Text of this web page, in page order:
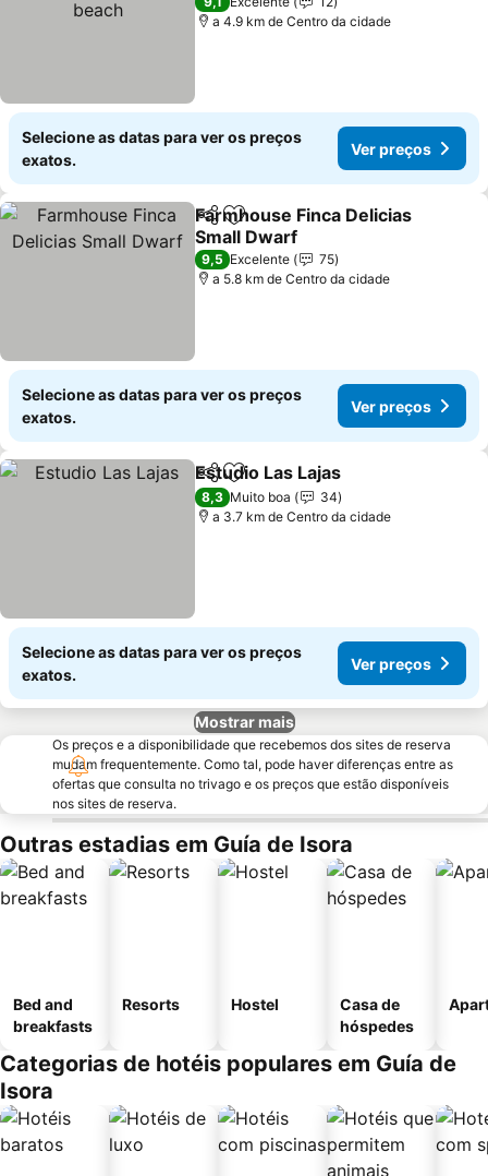
a 4.9 km de Centro da cidade
Selecione as datas para ver os preços
exatos.
Ver preços
PartilharAdicionar aos favoritos
Farmhouse Finca Delicias
Small Dwarf
Ver preços
9,5 Excelente
75
a 5.8 km de Centro da cidade
Selecione as datas para ver os preços
exatos.
Ver preços
PartilharAdicionar aos favoritos
Estudio Las Lajas
8,3 Muito boa
34
a 3.7 km de Centro da cidade
Selecione as datas para ver os preços
exatos.
Ver preços
Mostrar mais
Os preços e a disponibilidade que recebemos dos sites de reserva
mudam frequentemente. Como tal, pode haver diferenças entre as
ofertas que consulta no trivago e os preços que estão disponíveis
nos sites de reserva.
Outras estadias em Guía de Isora
Bed and
breakfasts
Resorts Hostel
Casa de
hóspedes
Categorias de hotéis populares em Guía de
Isora